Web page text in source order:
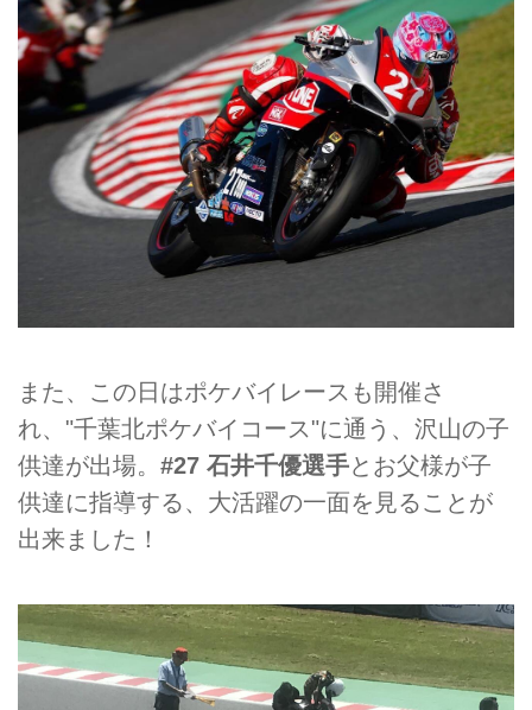
また、この日はポケバイレースも開催さ
れ、"千葉北ポケバイコース"に通う、沢山の子
供達が出場。 #27 石井千優選手とお父様が子
供達に指導する、大活躍の一面を見ることが
出来ました！